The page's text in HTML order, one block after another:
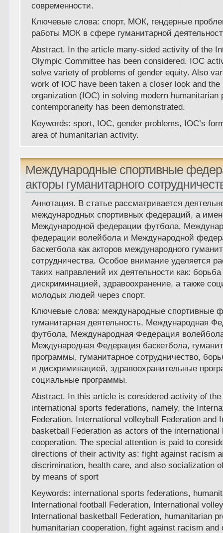
современности.
Ключевые слова: спорт, МОК, гендерные
работы МОК в сфере гуманитарной
Abstract. In the article many-sided activity of the
Olympic Committee has been considered. IOC
solve variety of problems of gender equity. Also
work of IOC have been taken a closer look and the
organization (IOC) in solving modern humanitarian
contemporaneity has been demonstrated.
Keywords: sport, IOC, gender problems, IOC’s
area of humanitarian activity.
Международные спортивные
акторы гуманитарного
Аннотация. В статье рассматривается
международных спортивных федераций, а
Международной федерации футбола,
федерации волейбола и Международной
баскетбола как акторов международного
сотрудничества. Особое внимание уделяется
таких направлений их деятельности как:
дискриминацией, здравоохранение, а также
молодых людей через спорт.
Ключевые слова: международные спортивные
гуманитарная деятельность, Международная
футбола, Международная Федерация
Международная Федерация баскетбола,
программы, гуманитарное сотрудничество,
и дискриминацией, здравоохранительные
социальные программы.
Abstract. In this article is considered activity of the
international sports federations, namely, the
Federation, International volleyball Federation and
basketball Federation as actors of the international
cooperation. The special attention is paid to
directions of their activity as: fight against racism
discrimination, health care, and also socialization
by means of sport
Keywords: international sports federations,
International football Federation, International
International basketball Federation, humanitarian
humanitarian cooperation, fight against racism and